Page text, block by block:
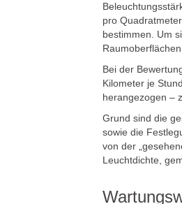
pro
bestimmen. Um
Bei der
Kilometer je
herangezogen –
Grund sind die
sowie die
von der
Leuchtdichte,